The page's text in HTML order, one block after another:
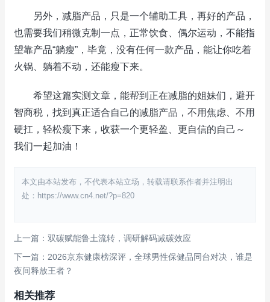
另外，减脂产品，只是一个辅助工具，再好的产品，
也需要我们稍微克制一点，正常饮食、偶尔运动，不能指
望靠产品“躺瘦”，毕竟，没有任何一款产品，能让你吃着
火锅、躺着不动，还能瘦下来。
希望这篇实测文章，能帮到正在减脂的姐妹们，避开
智商税，找到真正适合自己的减脂产品，不用焦虑、不用
硬扛，轻松瘦下来，收获一个更轻盈、更自信的自己～
我们一起加油！
本文由本站发布，不代表本站立场，转载请联系作者并注明出
处：https://www.cn4.net/?p=820
上一篇：双碳赋能鲁土流转，调研解码减碳效应
下一篇：2026京东健康榜深评，全球男性保健品同台对决，谁是
夜间释放王者？
相关推荐